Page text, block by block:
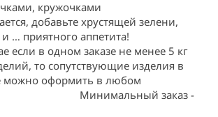
кружочками
добавьте хрустящей зелени,
и … приятного аппетита!
если в одном заказе не менее 5 кг
то сопутствующие изделия в
можно оформить в любом
Минимальный заказ -